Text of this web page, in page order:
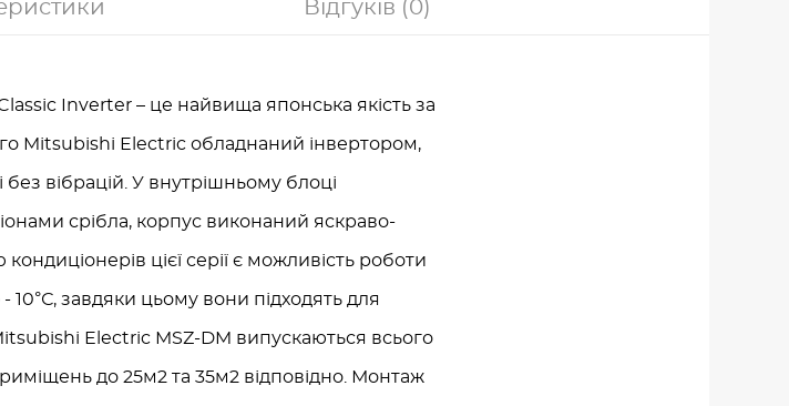
Відгуків (0)
Inverter – це найвища японська якість за
Mitsubishi Electric обладнаний інвертором,
вібрацій. У внутрішньому блоці
срібла, корпус виконаний яскраво-
цієї серії є можливість роботи
10°С, завдяки цьому вони підходять для
Electric MSZ-DM випускаються всього
до 25м2 та 35м2 відповідно. Монтаж